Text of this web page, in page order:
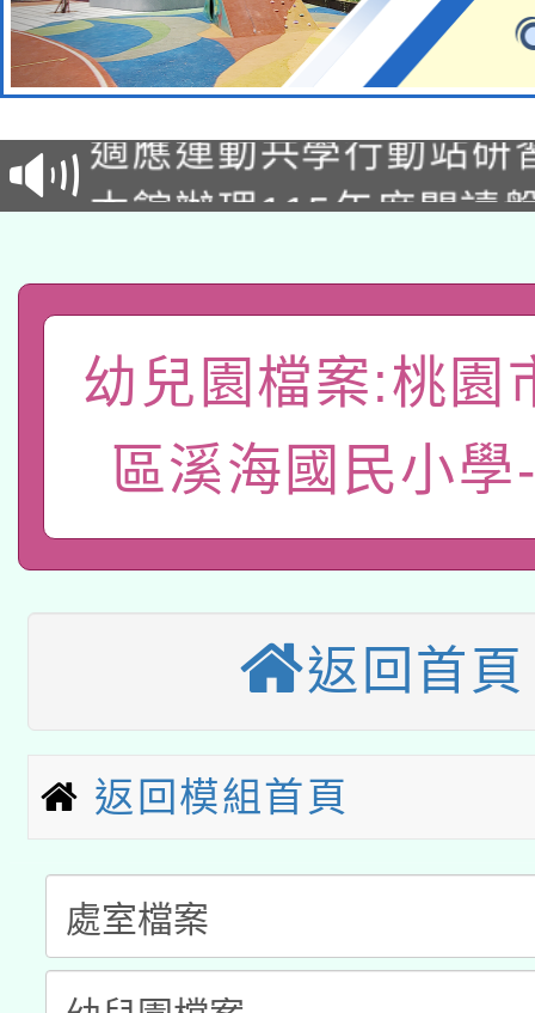
本校115學年度第2次
招甄選結果公告(無人
招)
適應運動共學行動站研
本館辦理115年度閱讀
礎課程
A3數位素養講師名單
「數位內容與教學軟體
pilot」
有關大陸委員會函釋公
薪期間赴陸應申請許可
轉知經濟部水利署委託
業技術研究院辦理「
用水績優單位及節水達
桃園市孔廟祈福系列
開 智慧啟航」
2026年桃園地景藝術
本校115學年度第2次
招甄選結果公告(無人
招)
適應運動共學行動站研
本館辦理115年度閱讀
暨閱讀推動專業研習
礎課程
A3數位素養講師名單
「數位內容與教學軟體
幼兒園檔案:桃園
區溪海國民小學
返回首頁
返回模組首頁